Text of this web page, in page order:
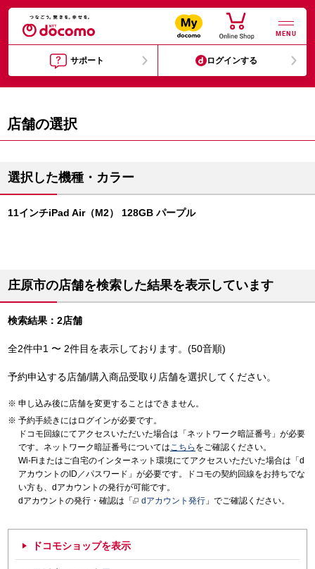
MENU
サポート ログインする
店舗の選択
選択した機種・カラー
11インチiPad Air（M2） 128GB パープル
庄原市の店舗を検索した結果を表示しています
検索結果：2店舗
全2件中1 〜 2件目を表示しております。(50音順)
予約申込する店舗/購入商品受取り店舗を選択してください。
申し込み後に店舗を変更することはできません。
予約手続きにはログインが必要です。
ドコモ回線にてアクセスいただいた場合は「ネットワーク暗証番号」が必要
です。ネットワーク暗証番号についてはこちら をご確認ください。
Wi-Fiまたはご自宅のインターネット環境にてアクセスいただいた場合は「d
アカウントのID／パスワード」が必要です。ドコモの契約回線をお持ちでな
い方も、dアカウントの発行が可能です。
dアカウントの発行・確認は「
dアカウント発行 」でご確認ください。
ドコモショップを表示